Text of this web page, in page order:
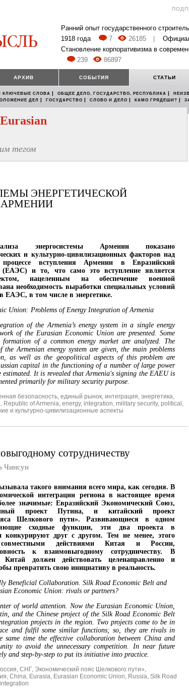
Ранний опыт государственного
1918 года
7 26185
Становление корпоративизма в
239
86897
АРХИВ СОБЫТИЯ СТАТЬИ
КЛЮЧЕВЫЕ СЛОВА | ОБЩЕЕ ДЕЛО, ГОСУДАРСТВО, РЕСПУБЛИКА |
ДЕЛ | ГОСУДАРСТВО | СЛОВО И ДЕЛО | КАМО ГРЯДЕШИ? |
тегом
ЭНЕРГЕТИЧЕСКОЙ
АРМЕНИИ
энергосистемы Армении показано
и культурно-цивилизационных факторов над
вступления Армении в Евразийский
(ЕАЭС) и то, что само это вступление является
нацеленным на обеспечение военной
необходимость выработки специальных условий
ЕАЭС, в том числе в энергетике.
Union: Problems of Energy Integration of Armenia
of the Armenia’s energy system in a single energy
of the Eurasian Economic Union are presented. Some
of a common energy market are analyzed. The
the Armenian energy system are given, the main problems
as well as the geopolitical aspects of this problem are
capital in the functioning of a number of large power
estimated. It is revealed that Armenia's signing the EAEU is
primarily for military security purpose.
безопасность, единый рынок, интеграция, энергетика,
, Republic of Armenia, energy, integration, military security, political ,
и культурно-цивилизационные аспекты
сотрудничеству
такого внимания всего мира, как сегодня. В
интеграции региона в настоящее время
значимые: Евразийский Экономический Союз,
проект Путина, и китайский проект
Шелкового пути». Развивающиеся в одном
сходные функции, эти два проекта в
конкурируют друг с другом. Тем не менее, этого
действиями Китая и России,
к взаимовыгодному сотрудничеству. В
должен действовать целенаправленно и
превратить свою инициативу в реальность.
Beneficial Collaboration. Silk Road Economic Belt and
Economic Union: rivals or partners?
of world attention. Now the Eurasian Economic Union,
and the Chinese project of the Silk Road Economic Belt
projects in the region. Two projects come to be in
and fulfil some similar functions; so, they are rivals in
same time the effective collaboration between China and
to avoid the unnecessary competition. In near future
and step-by-step to put its initiative into practice.
, СНГ, Экономический пояс Шелкового пути»,
, China, Eurasia, Eurasian Economic Union, Russia, Silk Road